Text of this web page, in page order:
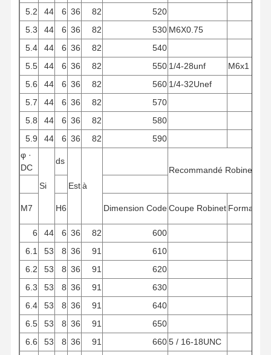
5.2 44 6 36 82
520
5.3
44 6 36 82 530 M6X0.75
5.4
44 6 36 82
540
5.5
44 6 36 82 550 1/4-28unf
M6x1
5.6
44 6 36 82 560 1/4-32Unef
5.7
44 6 36 82
570
5.8
44 6 36 82
580
5.9
44 6 36 82
590
φ ·
DC
Si
ds
Està
Recommandé Robinet
M7 H6 Dimension CodeCoupe Robinet Formation
6 44 6 36 82
600
6.1
53 8 36 91
610
6.2
53 8 36 91
620
6.3
53 8 36 91
630
6.4
53 8 36 91
640
6.5
53 8 36 91
650
6.6
53 8 36 91 6605 / 16-18UNC